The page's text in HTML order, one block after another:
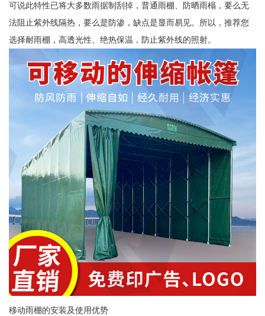
可说此特性已将大多数雨据制刮掉，普通雨棚、防晒雨榻，要么无
法阻止紫外线隔热，要么是防渗，缺点是显而易见。所以，推荐您
选择耐雨棚，高透光性、绝热保温，防止紫外线的照射。
移动雨棚的安装及使用优势